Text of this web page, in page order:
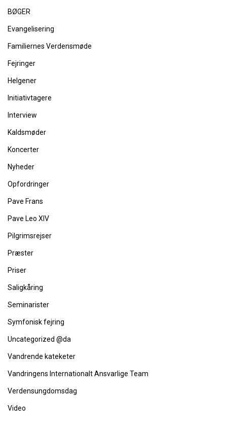
BØGER
Evangelisering
Familiernes Verdensmøde
Fejringer
Helgener
Initiativtagere
Interview
Kaldsmøder
Koncerter
Nyheder
Opfordringer
Pave Frans
Pave Leo XIV
Pilgrimsrejser
Præster
Priser
Saligkåring
Seminarister
Symfonisk fejring
Uncategorized @da
Vandrende kateketer
Vandringens Internationalt Ansvarlige Team
Verdensungdomsdag
Video